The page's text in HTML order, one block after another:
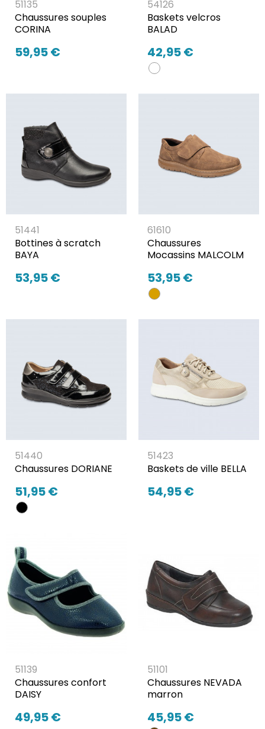
51135
Chaussures souples
CORINA
59,95 €
54126
Baskets velcros
BALAD
42,95 €
51441
Bottines à scratch
BAYA
53,95 €
61610
Chaussures
Mocassins MALCOLM
53,95 €
51440
Chaussures DORIANE
51,95 €
51423
Baskets de ville BELLA
54,95 €
51139
Chaussures confort
DAISY
49,95 €
51101
Chaussures NEVADA
marron
45,95 €